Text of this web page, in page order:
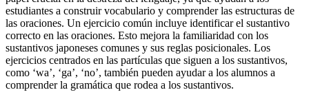
estudiantes a construir vocabulario y comprender las estructuras de
las oraciones. Un ejercicio común incluye identificar el sustantivo
correcto en las oraciones. Esto mejora la familiaridad con los
sustantivos japoneses comunes y sus reglas posicionales. Los
ejercicios centrados en las partículas que siguen a los sustantivos,
como ‘wa’, ‘ga’, ‘no’, también pueden ayudar a los alumnos a
comprender la gramática que rodea a los sustantivos.